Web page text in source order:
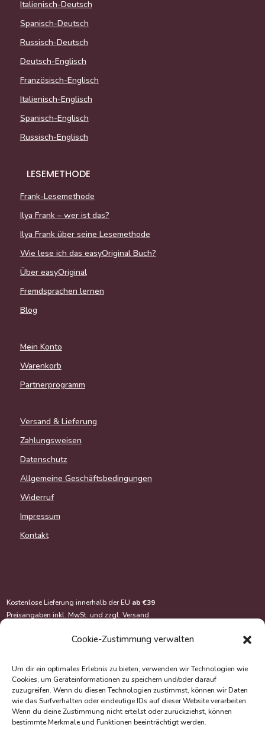
Cookie-Zustimmung verwalten
Um dir ein optimales Erlebnis zu bieten, verwenden wir Technologien wie
Cookies, um Geräteinformationen zu speichern und/oder darauf
zuzugreifen. Wenn du diesen Technologien zustimmst, können wir Daten
wie das Surfverhalten oder eindeutige IDs auf dieser Website verarbeiten.
Wenn du deine Zustimmung nicht erteilst oder zurückziehst, können
bestimmte Merkmale und Funktionen beeinträchtigt werden.
Italienisch-Deutsch
Spanisch-Deutsch
Russisch-Deutsch
Deutsch-Englisch
Französisch-Englisch
Italienisch-Englisch
Spanisch-Englisch
Russisch-Englisch
LESEMETHODE
Frank-Lesemethode
Ilya Frank – wer ist das?
Ilya Frank über seine Lesemethode
Wie lese ich das easyOriginal Buch?
Über easyOriginal
Fremdsprachen lernen
Blog
Mein Konto
Warenkorb
Partnerprogramm
Versand & Lieferung
Zahlungsweisen
Datenschutz
Allgemeine Geschäftsbedingungen
Widerruf
Impressum
Kontakt
Kostenlose Lieferung innerhalb der EU ab €39
Preisangaben inkl. MwSt. und zzgl.Versand